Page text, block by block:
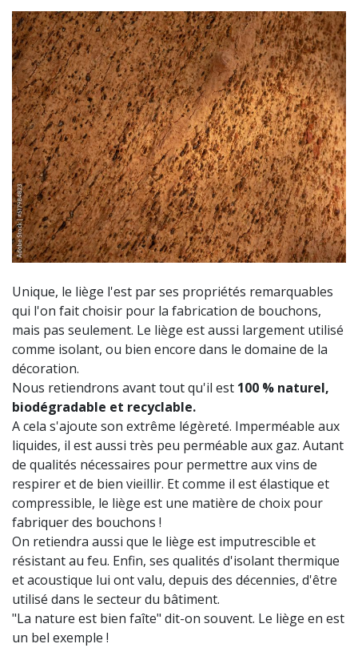
Unique, le liège l'est par ses propriétés remarquables
qui l'on fait choisir pour la fabrication de bouchons,
mais pas seulement. Le liège est aussi largement utilisé
comme isolant, ou bien encore dans le domaine de la
décoration.
Nous retiendrons avant tout qu'il est 100 % naturel,
biodégradable et recyclable.
A cela s'ajoute son extrême légèreté. Imperméable aux
liquides, il est aussi très peu perméable aux gaz. Autant
de qualités nécessaires pour permettre aux vins de
respirer et de bien vieillir. Et comme il est élastique et
compressible, le liège est une matière de choix pour
fabriquer des bouchons !
On retiendra aussi que le liège est imputrescible et
résistant au feu. Enfin, ses qualités d'isolant thermique
et acoustique lui ont valu, depuis des décennies, d'être
utilisé dans le secteur du bâtiment.
"La nature est bien faîte" dit-on souvent. Le liège en est
un bel exemple !